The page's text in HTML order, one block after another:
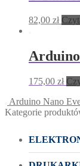
82,00 zł
175,00 zł
Arduino Nano
Kategorie